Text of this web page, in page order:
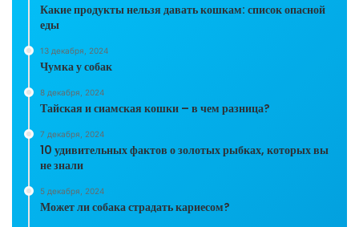
Какие продукты нельзя давать кошкам: список опасной
еды
13 декабря, 2024
Чумка у собак
8 декабря, 2024
Тайская и сиамская кошки – в чем разница?
7 декабря, 2024
10 удивительных фактов о золотых рыбках, которых вы
не знали
5 декабря, 2024
Может ли собака страдать кариесом?